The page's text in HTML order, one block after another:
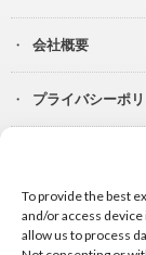
To provide the best
and/or access
allow us to process
会社概要
プライバシーポ
Lit.Link